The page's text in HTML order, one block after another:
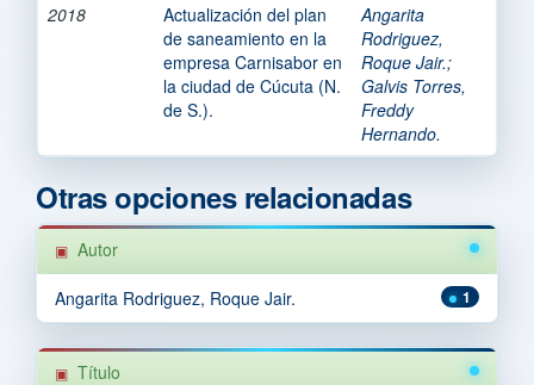
2018
Actualización del plan
de saneamiento en la
empresa Carnisabor en
la ciudad de Cúcuta (N.
de S.).
Angarita
Rodriguez,
Roque Jair.;
Galvis Torres,
Freddy
Hernando.
Otras opciones relacionadas
Autor
1
Angarita Rodriguez, Roque Jair.
Título